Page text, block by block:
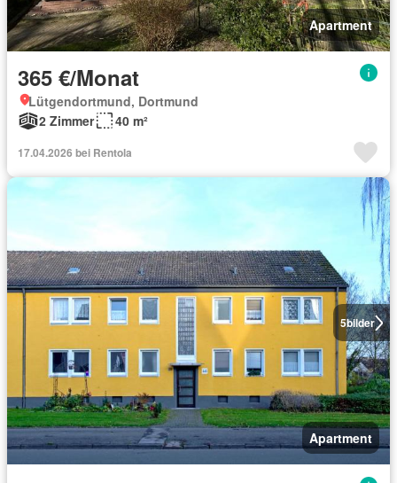
Apartment
365 €/Monat
Lütgendortmund, Dortmund
2 Zimmer
40 m²
17.04.2026 bei Rentola
5bilder
Apartment